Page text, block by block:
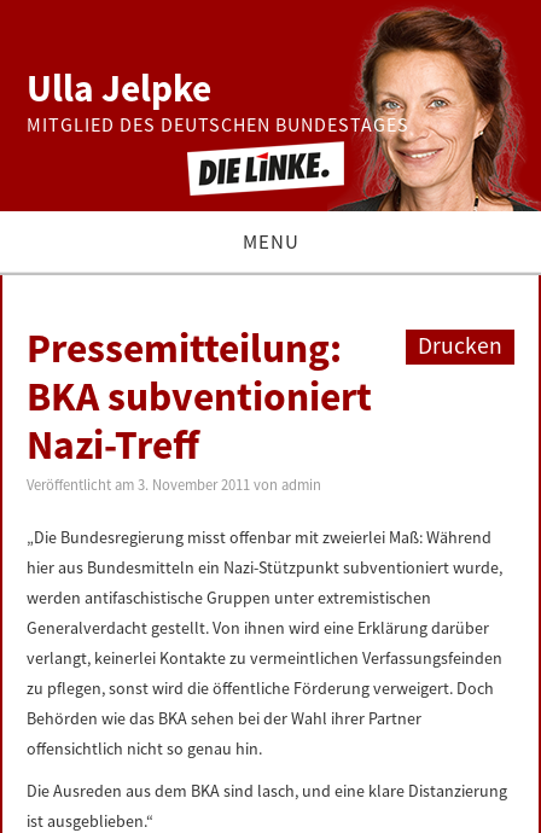
Ulla Jelpke
MITGLIED DES DEUTSCHEN BUNDESTAGES
MENU
BUNDESTAG
PRESSE
ZUR PERSON
LINKS
DATENSCHUTZERKLÄRUNG
IMPRESSUM
Drucken
Pressemitteilung:
BKA subventioniert
Nazi-Treff
Veröffentlicht am3. November 2011 vonadmin
„Die Bundesregierung misst offenbar mit zweierlei Maß: Während
hier aus Bundesmitteln ein Nazi-Stützpunkt subventioniert wurde,
werden antifaschistische Gruppen unter extremistischen
Generalverdacht gestellt. Von ihnen wird eine Erklärung darüber
verlangt, keinerlei Kontakte zu vermeintlichen Verfassungsfeinden
zu pflegen, sonst wird die öffentliche Förderung verweigert. Doch
Behörden wie das BKA sehen bei der Wahl ihrer Partner
offensichtlich nicht so genau hin.
Die Ausreden aus dem BKA sind lasch, und eine klare Distanzierung
ist ausgeblieben.“